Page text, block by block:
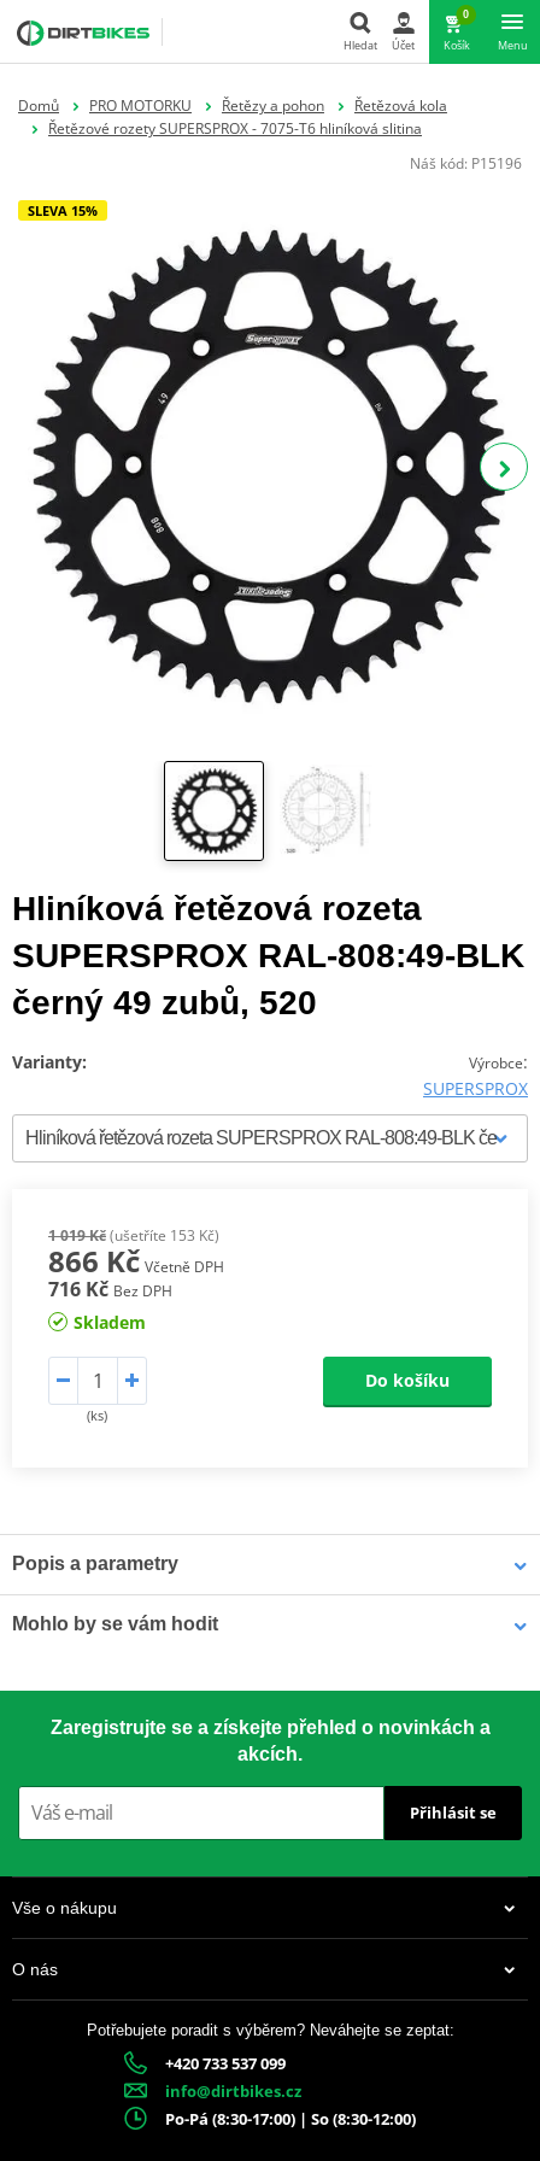
Hledat Účet
0
Košík Menu
Domů PRO MOTORKU Řetězy a pohon
Řetězová kola
Řetězové rozety SUPERSPROX - 7075-T6 hliníková slitina
Náš kód: P15196
SLEVA 15%
Hliníková řetězová rozeta
SUPERSPROX RAL-808:49-BLK
černý 49 zubů, 520
Výrobce:
SUPERSPROX
Varianty:
1 019 Kč(ušetříte 153 Kč)
866 Kč Včetně DPH
716 Kč Bez DPH
Skladem
(ks)
Do košíku
Popis a parametry
CNC přesnost– perfektní usazení
Speciální tvar zubů– delší životnost
Anodizovaný povrch– dlouhotrvající vzhled
Mohlo by se vám hodit
337 Kč
Skladem
Zaregistrujte se a získejte přehled o novinkách a
akcích.
Přihlásit se
Vše o nákupu
O nás
Potřebujete poradit s výběrem? Neváhejte se zeptat:
+420 733 537 099
info@dirtbikes.cz
Po-Pá (8:30-17:00) | So (8:30-12:00)